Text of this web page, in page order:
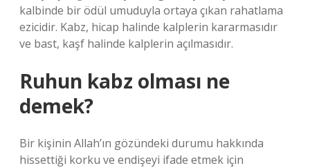
kalbinde bir ödül umuduyla ortaya çıkan rahatlama
ezicidir. Kabz, hicap halinde kalplerin kararmasıdır
ve bast, kaşf halinde kalplerin açılmasıdır.
Ruhun kabz olması ne
demek?
Bir kişinin Allah’ın gözündeki durumu hakkında
hissettiği korku ve endişeyi ifade etmek için